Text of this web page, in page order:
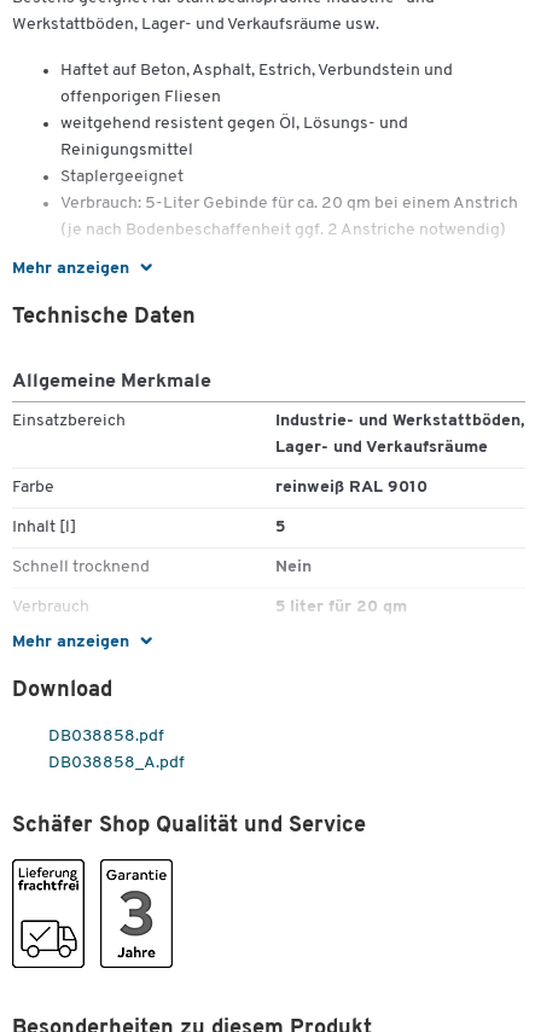
Mehr anzeigen
Werkstattböden, Lager- und Verkaufsräume usw.
Haftet auf Beton, Asphalt, Estrich, Verbundstein und
offenporigen Fliesen
weitgehend resistent gegen Öl, Lösungs- und
Reinigungsmittel
Staplergeeignet
Verbrauch: 5-Liter Gebinde für ca. 20 qm bei einem Anstrich
(je nach Bodenbeschaffenheit ggf. 2 Anstriche notwendig)
RAL Farben
- rot (RAL 3001)
- silbergrau (RAL 7001)
- schwarz (RAL 9004)
Mehr anzeigen
Technische Daten
Allgemeine Merkmale
Einsatzbereich
Industrie- und Werkstattböden,
Lager- und Verkaufsräume
Farbe reinweiß RAL 9010
Inhalt [l] 5
Schnell trocknend Nein
Verbrauch 5 liter für 20 qm
Download
DB038858.pdf
DB038858_A.pdf
Schäfer Shop Qualität und Service